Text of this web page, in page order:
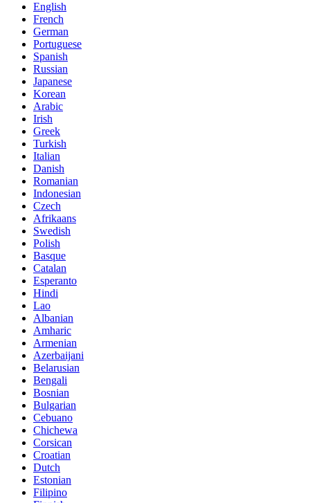
English
French
German
Portuguese
Spanish
Russian
Japanese
Korean
Arabic
Irish
Greek
Turkish
Italian
Danish
Romanian
Indonesian
Czech
Afrikaans
Swedish
Polish
Basque
Catalan
Esperanto
Hindi
Lao
Albanian
Amharic
Armenian
Azerbaijani
Belarusian
Bengali
Bosnian
Bulgarian
Cebuano
Chichewa
Corsican
Croatian
Dutch
Estonian
Filipino